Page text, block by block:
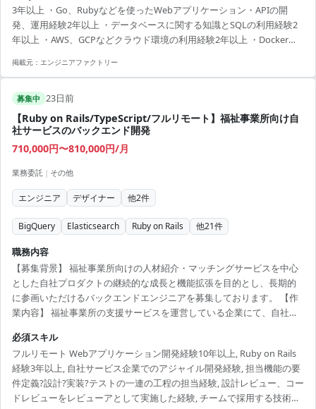
CodeBuild ・バージョン管理：Git、Git...
3年以上 ・Go、Rubyなどを使ったWebアプリケーション・APIの開
発、運用経験2年以上 ・データベースに関する知識とSQLの利用経験2
年以上 ・AWS、GCPなどクラウド環境の利用経験2年以上 ・Dockerな
丁堀オフィスへの出社が可能な方
掲載元： エンジニアファクトリー
募集中 23日前
【Ruby on Rails/TypeScript/フルリモート】福祉事業所向け自
社サービスのバックエンド開発
710,000円〜810,000円/月
業務委託 | その他
エンジニア デザイナー 他2件
BigQuery Elasticsearch Ruby on Rails 他21件
職務内容
【募集背景】 福祉事業所向けの人材紹介・マッチングサービスを中心
とした自社プロダクトの継続的な成長と機能拡張を目的とし、長期的
に参画いただけるバックエンドエンジニアを募集しております。 【作
業内容】 福祉事業所の支援サービスを運営している企業にて、自社サ
ビスの開発チームに所属し、インターネットサービスの顧客価値向上
を目的とした開発や、社内基幹業務システムの業務生産性向上のため
の開発など、多岐にわたる開発案件に携わっていただきます。 5年近い
歴史のあるプロダクトのため、既存の開発基盤や組織風土をキャッチ
アップいただきつつ、プロダクト開発に参画していただきます。 フ
必須スキル
フルリモート Webアプリケーション開発経験10年以上, Ruby on Rails
経験3年以上, 自社サービス企業でのアジャイル開発経験, 担当機能の要
件定義?設計?実装?テストの一連の工程の担当経験, 設計レビュー、コー
ドレビューをレビューアとして実施した経験, チームで採用する技術の